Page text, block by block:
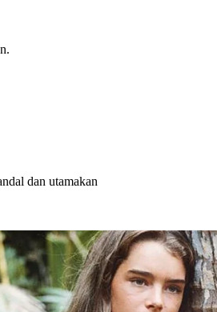
dan utamakan